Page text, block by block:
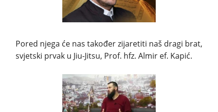
Pored njega će nas također zijaretiti naš dragi brat,
svjetski prvak u Jiu-Jitsu, Prof. hfz. Almir ef. Kapić.